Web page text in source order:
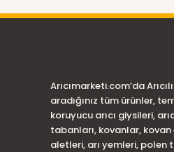
Arıcımarketi.com’da
aradığınız tüm ürünler,
koruyucu arıcı giysileri,
tabanları, kovanlar, kovan
aletleri, arı yemleri, polen